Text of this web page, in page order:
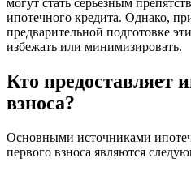
ипотечного кредита. Однако,
предварительной подготовке
избежать или минимизировать.
Кто предоставляет
взноса?
Основными источниками
первого взноса являются